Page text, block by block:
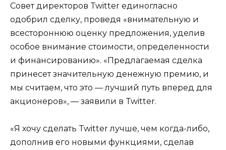
Совет директоров Twitter единогласно
одобрил сделку, проведя «внимательную и
всестороннюю оценку предложения, уделив
особое внимание стоимости, определенности
и финансированию». «Предлагаемая сделка
принесет значительную денежную премию, и
мы считаем, что это — лучший путь вперед для
акционеров», — заявили в Twitter.
«Я хочу сделать Twitter лучше, чем когда-либо,
дополнив его новыми функциями, сделав